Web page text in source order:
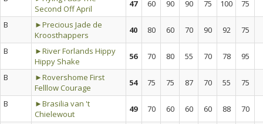
Second Off April
47 60 90 90 75 100 75
B
►Precious Jade de
Kroosthappers
40 80 60 70 90 92 75
B
►River Forlands Hippy
Hippy Shake
56 70 80 55 70 78 95
B
►Rovershome First
Felllow Courage
54 75 75 87 70 55 75
B
►Brasilia van 't
Chielewout
49 70 60 60 60 88 70